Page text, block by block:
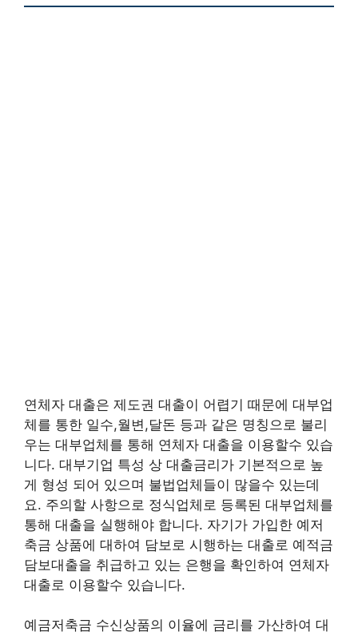
연체자 대출은 제도권 대출이 어렵기 때문에 대부업
체를 통한 일수,월변,달돈 등과 같은 명칭으로 불리
우는 대부업체를 통해 연체자 대출을 이용할수 있습
니다. 대부기업 특성 상 대출금리가 기본적으로 높
게 형성 되어 있으며 불법업체들이 많을수 있는데
요. 주의할 사항으로 정식업체로 등록된 대부업체를
통해 대출을 실행해야 합니다. 자기가 가입한 예저
축금 상품에 대하여 담보로 시행하는 대출로 예적금
담보대출을 취급하고 있는 은행을 확인하여 연체자
대출로 이용할수 있습니다.
예금저축금 수신상품의 이율에 금리를 가산하여 대